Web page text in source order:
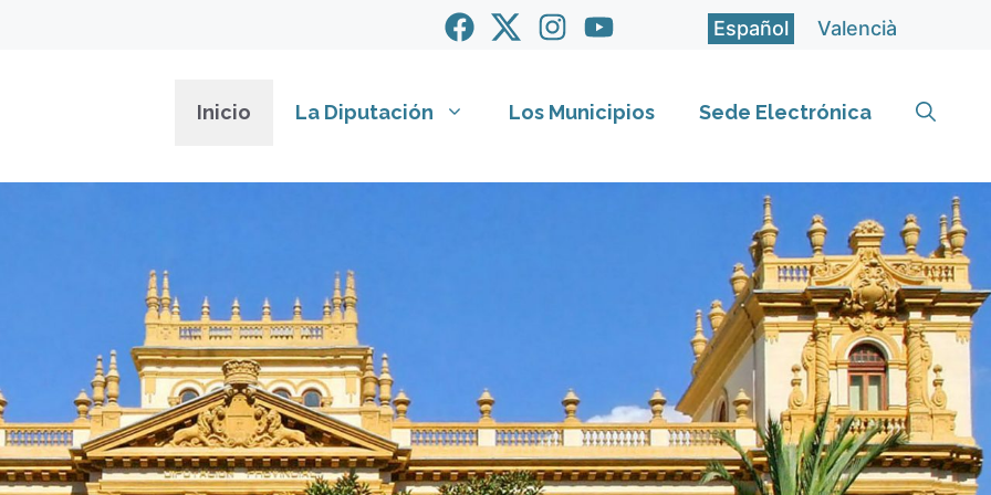
Español Valencià
Inicio La Diputación Los Municipios Sede Electrónica